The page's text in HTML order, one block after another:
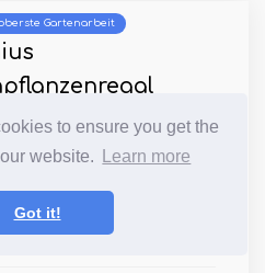
to ensure you get the
website.
Learn more
Got it!
Gartenarbeit
nützliche Ideen für
-Ideen an, die Ihnen